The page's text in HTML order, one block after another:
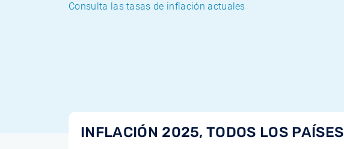
Consulta las tasas de inflación actuales
INFLACIÓN 2025, TODOS LOS PAÍSES